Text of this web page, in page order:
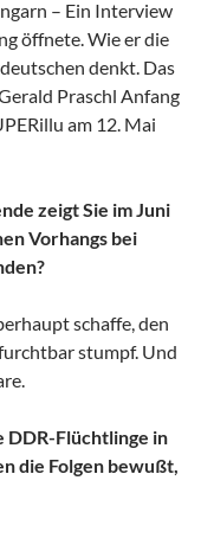
– Ein Interview
öffnete. Wie er die
denkt. Das
Praschl Anfang
am 12. Mai
zeigt Sie im Juni
Vorhangs bei
schaffe, den
stumpf. Und
DDR-Flüchtlinge in
die Folgen bewußt,